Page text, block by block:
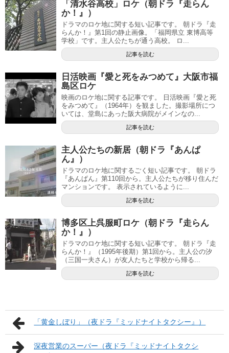
「清水谷高校」ロケ（朝ドラ『走らん
か！』）
ドラマのロケ地に関する短い記事です。 朝ドラ『走
らんか！』第1回の静止画像。「福岡県立 東博高等
学校」です。主人公たちが通う高校。 ロ...
記事を読む
日活映画『愛と死をみつめて』大阪市福
島区ロケ
映画のロケ地に関する記事です。 日活映画『愛と死
をみつめて』（1964年）を観ました。撮影場所につ
いては、堂島にあった阪大病院がメインなの...
記事を読む
主人公たちの新居（朝ドラ『あんぱ
ん』）
ドラマのロケ地に関するごく短い記事です。 朝ドラ
『あんぱん』第110回から。主人公たちが移り住んだ
マンションです。 表示されているように...
記事を読む
博多区上呉服町ロケ（朝ドラ『走らん
か！』）
ドラマのロケ地に関する短い記事です。 朝ドラ『走
らんか！』（1995年後期）第1回から。主人公の汐
（三国一夫さん）が友人たちと学校から帰る...
記事を読む
「黄金しぼり」（夜ドラ『ミッドナイトタクシー』）
深夜営業のスーパー（夜ドラ『ミッドナイトタクシ